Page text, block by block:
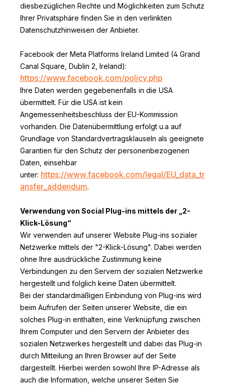
diesbezüglichen Rechte und Möglichkeiten zum Schutz
Ihrer Privatsphäre finden Sie in den verlinkten
Datenschutzhinweisen der Anbieter.
Facebook der Meta Platforms Ireland Limited (4 Grand
Canal Square, Dublin 2, Ireland):
https://www.facebook.com/policy.php
Ihre Daten werden gegebenenfalls in die USA
übermittelt. Für die USA ist kein
Angemessenheitsbeschluss der EU-Kommission
vorhanden. Die Datenübermittlung erfolgt u.a auf
Grundlage von Standardvertragsklauseln als geeignete
Garantien für den Schutz der personenbezogenen
Daten, einsehbar
unter: https://www.facebook.com/legal/EU_data_tr
ansfer_addendum.
Verwendung von Social Plug-ins mittels der „2-
Klick-Lösung“
Wir verwenden auf unserer Website Plug-ins sozialer
Netzwerke mittels der "2-Klick-Lösung". Dabei werden
ohne Ihre ausdrückliche Zustimmung keine
Verbindungen zu den Servern der sozialen Netzwerke
hergestellt und folglich keine Daten übermittelt.
Bei der standardmäßigen Einbindung von Plug-ins wird
beim Aufrufen der Seiten unserer Website, die ein
solches Plug-in enthalten, eine Verknüpfung zwischen
Ihrem Computer und den Servern der Anbieter des
sozialen Netzwerkes hergestellt und dabei das Plug-in
durch Mitteilung an Ihren Browser auf der Seite
dargestellt. Hierbei werden sowohl Ihre IP-Adresse als
auch die Information, welche unserer Seiten Sie